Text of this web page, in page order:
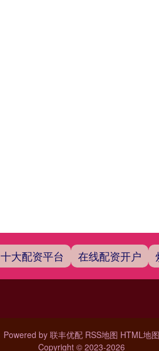
十大配资平台 在线配资开户
Powered by 联丰优配 RSS地图 HTML地图
Copyright © 2023-2026